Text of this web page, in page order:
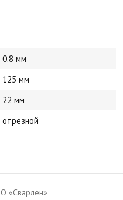
0.8 мм
125 мм
22 мм
отрезной
«Сварлен»